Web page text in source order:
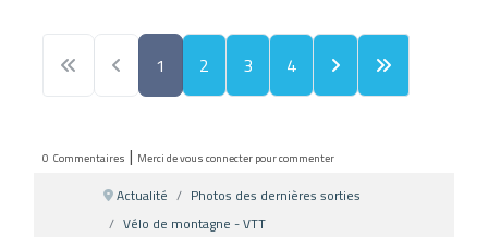
1 2 3 4
0 Commentaires | Merci de vous connecter pour commenter
Actualité
Photos des dernières sorties
Vélo de montagne - VTT